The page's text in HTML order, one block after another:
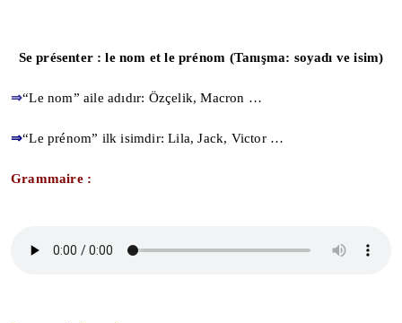
Se présenter : le nom et le prénom (Tanışma: soyadı ve isim)
⇒“Le nom” aile adıdır: Özçelik, Macron …
⇒“Le prénom” ilk isimdir: Lila, Jack, Victor …
Grammaire :